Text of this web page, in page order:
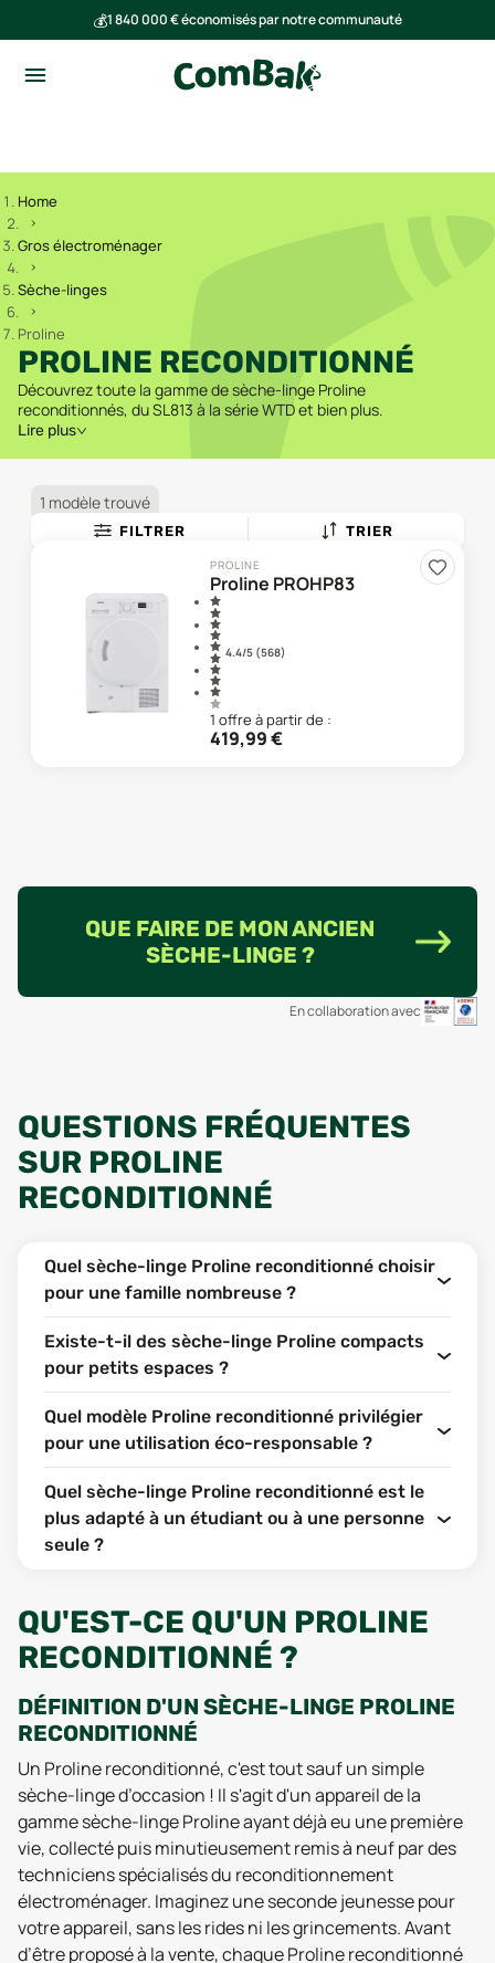
💰1 840 000 € économisés par notre communauté
Home
Gros électroménager
Sèche-linges
Proline
PROLINE RECONDITIONNÉ
Découvrez toute la gamme de sèche-linge Proline
reconditionnés, du SL813 à la série WTD et bien plus.
Lire plus
1 modèle trouvé
FILTRER TRIER
PROLINE
Proline PROHP83
4.4/5 (568)
1 offre à partir de :
419,99€
QUE FAIRE DE MON ANCIEN
SÈCHE-LINGE ?
En collaboration avec
QUESTIONS FRÉQUENTES
SUR PROLINE
RECONDITIONNÉ
Quel sèche-linge Proline reconditionné choisir
pour une famille nombreuse ?
Existe-t-il des sèche-linge Proline compacts
pour petits espaces ?
Quel modèle Proline reconditionné privilégier
pour une utilisation éco-responsable ?
Quel sèche-linge Proline reconditionné est le
plus adapté à un étudiant ou à une personne
seule ?
QU'EST-CE QU'UN PROLINE
RECONDITIONNÉ ?
DÉFINITION D'UN SÈCHE-LINGE PROLINE
RECONDITIONNÉ
Un Proline reconditionné, c'est tout sauf un simple
sèche-linge d’occasion ! Il s'agit d'un appareil de la
gamme sèche-linge Proline ayant déjà eu une première
vie, collecté puis minutieusement remis à neuf par des
techniciens spécialisés du reconditionnement
électroménager. Imaginez une seconde jeunesse pour
votre appareil, sans les rides ni les grincements. Avant
d’être proposé à la vente, chaque Proline reconditionné